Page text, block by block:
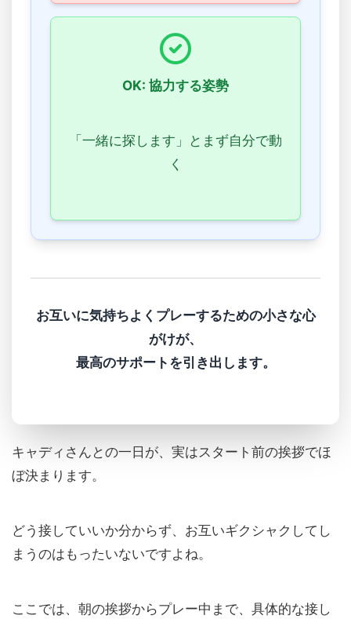
OK: 協力する姿勢
「一緒に探します」とまず自分で動
く
お互いに気持ちよくプレーするための小さな心
がけが、
最高のサポートを引き出します。
キャディさんとの一日が、実はスタート前の挨拶でほ
ぼ決まります。
どう接していいか分からず、お互いギクシャクしてし
まうのはもったいないですよね。
ここでは、朝の挨拶からプレー中まで、具体的な接し